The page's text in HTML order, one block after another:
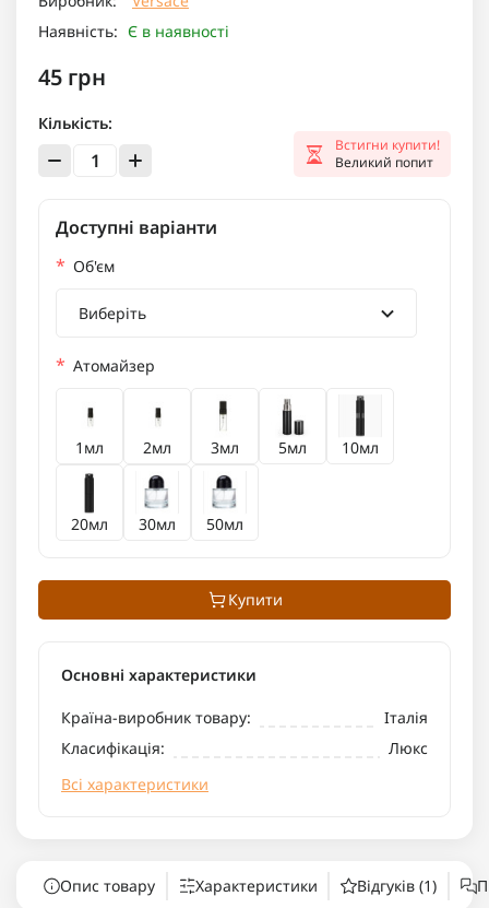
Наявність: Є в наявності
45 грн
Кількість:
Встигни купити!
Великий попит
Доступні варіанти
* Об'єм
Виберіть
* Атомайзер
1мл 2мл 3мл 5мл 10мл
20мл 30мл 50мл
Купити
Основні характеристики
Країна-виробник товару:
Італія
Класифікація:
Люкс
Всі характеристики
Опис товару Характеристики Відгуків (1)